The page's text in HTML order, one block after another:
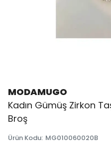
MODAMUGO
Kadın Gümüş Zirkon
Broş
Ürün Kodu: MG010060020B